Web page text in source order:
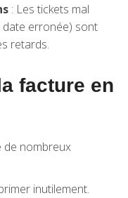
: Les tickets mal
erronée) sont
retards.
facture en
de nombreux
inutilement.